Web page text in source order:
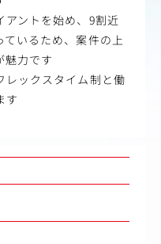
ントを始め、9割近
いるため、案件の上
魅力です
ックスタイム制と働
す